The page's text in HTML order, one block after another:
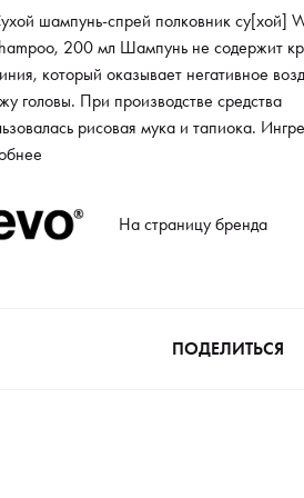
шампунь-спрей полковник су[хой]
200 мл Шампунь не содержит
который оказывает негативное
головы. При производстве средства
рисовая мука и тапиока.
жирный блеск и придают волосам
на коже головы. Это обеспечивает
для регулярного применения средства.
ослабленных и окрашенных
На страницу бренда
ПОДЕЛИТЬСЯ